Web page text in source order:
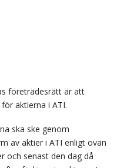
företrädesrätt är att
aktierna i ATI.
ska ske genom
av aktier i ATI enligt ovan
och senast den dag då